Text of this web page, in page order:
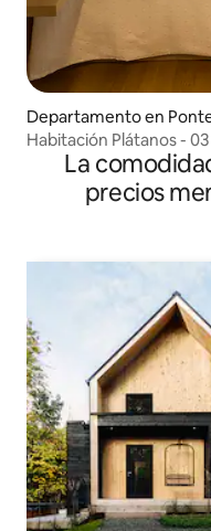
Departamento en
Habitación Plátanos - 03
La
precios